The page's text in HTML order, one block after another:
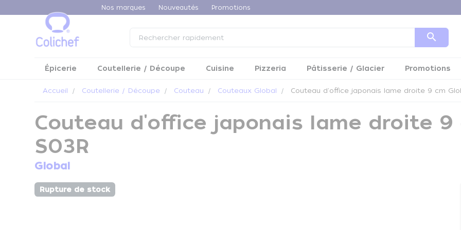
Panneau de gestion des cookiesNos marques Nouveautés Promotions
search
Épicerie Coutellerie / Découpe Cuisine Pizzeria Pâtisserie / Glacier Promotions
Accueil Coutellerie / Découpe Couteau Couteaux Global Couteau d'office japonais lame droite 9 cm
Couteau d'office japonais lame droite 9
S03R
Global
Rupture de stock